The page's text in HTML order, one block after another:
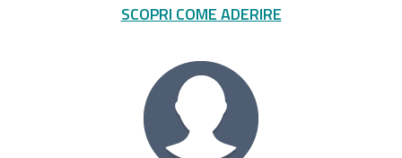
SCOPRI COME ADERIRE